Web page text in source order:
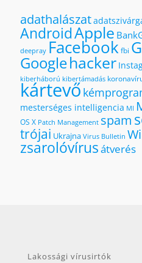
adathalászat
AndroidApple
deepray Facebookfbi
Googlehacker
kiberháború kibertámadás
kártevő
mesterséges intelligencia MI
OS X Patch Management spam
trójai Ukrajna Virus Bulletin
zsarolóvírusátverés
Lakossági vírusirtók